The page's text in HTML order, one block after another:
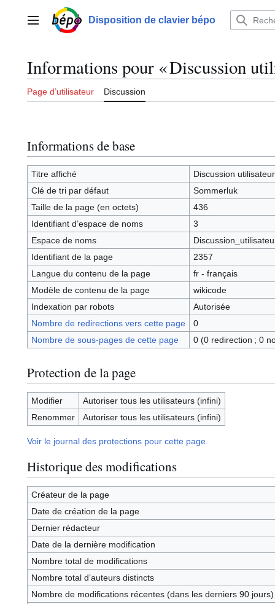
contenuMenu principalDisposition de clavier bépo
Informations pour « Discussion
Page d’utilisateur Discussion
Informations de base
Titre affiché
Discussion
Clé de tri par défaut
Sommerluk
Taille de la page (en octets)
436
Identifiant dʼespace de noms
3
Espace de noms
Identifiant de la page
2357
Langue du contenu de la page
fr - français
Modèle de contenu de la page
wikicode
Indexation par robots
Autorisée
Nombre de redirections vers cette page
0
Nombre de sous-pages de cette page
0 (0 redirection ; 0
Protection de la page
Modifier
Autoriser tous les utilisateurs (infini)
Renommer
Autoriser tous les utilisateurs (infini)
Voir le journal des protections pour cette page.
Historique des modifications
Créateur de la page
Date de création de la page
Dernier rédacteur
Date de la dernière modification
Nombre total de modifications
Nombre total d’auteurs distincts
Nombre de modifications récentes (dans les derniers 90 jours)